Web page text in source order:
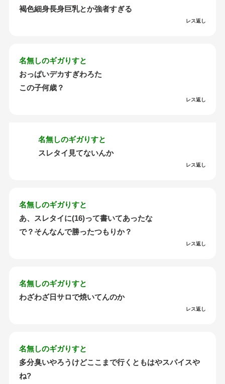
褐色細身長身巨乳とか強者すぎる
レス返し
名無しのギガりすと
おっぱいデカすぎわろた
この子何歳？
レス返し
名無しのギガりすと
スレタイ見てないんか
レス返し
名無しのギガりすと
あ、スレタイに(16)って書いてあったな
で？そんなんで勝ったつもりか？
レス返し
名無しのギガりすと
わざわざ日サロで焼いてんのか
レス返し
名無しのギガりすと
多分臭いやろうけどここまで行くともはやスパイスや
ね?